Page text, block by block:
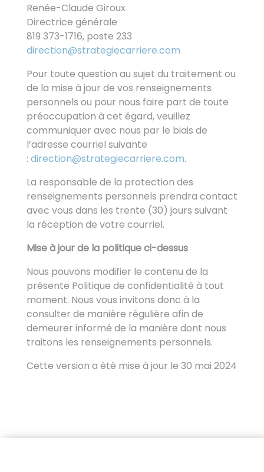
Renée-Claude Giroux
Directrice générale
819 373-1716, poste 233
direction@strategiecarriere.com
Pour toute question au sujet du traitement ou
de la mise à jour de vos renseignements
personnels ou pour nous faire part de toute
préoccupation à cet égard, veuillez
communiquer avec nous par le biais de
l’adresse courriel suivante
: direction@strategiecarriere.com.
La responsable de la protection des
renseignements personnels prendra contact
avec vous dans les trente (30) jours suivant
la réception de votre courriel.
Mise à jour de la politique ci-dessus
Nous pouvons modifier le contenu de la
présente Politique de confidentialité à tout
moment. Nous vous invitons donc à la
consulter de manière régulière afin de
demeurer informé de la manière dont nous
traitons les renseignements personnels.
Cette version a été mise à jour le 30 mai 2024